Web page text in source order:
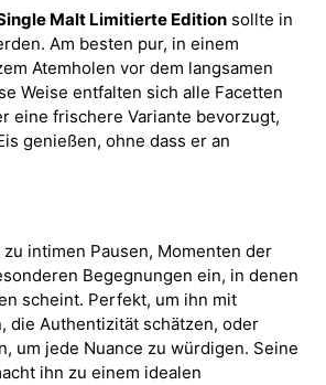
Malt Limitierte Edition sollte in
Am besten pur, in einem
Atemholen vor dem langsamen
Weise entfalten sich alle Facetten
eine frischere Variante bevorzugt,
genießen, ohne dass er an
intimen Pausen, Momenten der
Begegnungen ein, in denen
scheint. Perfekt, um ihn mit
die Authentizität schätzen, oder
um jede Nuance zu würdigen. Seine
ihn zu einem idealen